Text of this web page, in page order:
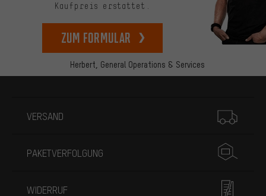
Herbert, General Operations & Services
Kaufpreis erstattet.
zum Formular
VERSAND
PAKETVERFOLGUNG
WIDERRUF